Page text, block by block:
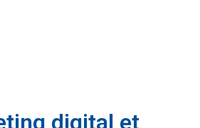
digital et